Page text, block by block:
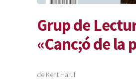
Grup de
«Canc;ó de la
de Kent Haruf